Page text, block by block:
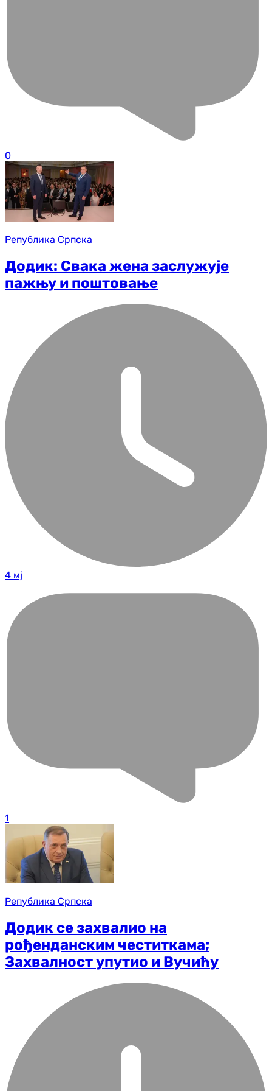
0
Република Српска
Додик: Свака жена заслужује
пажњу и поштовање
4 мј
1
Република Српска
Додик се захвалио на
рођенданским честиткама;
Захвалност упутио и Вучићу